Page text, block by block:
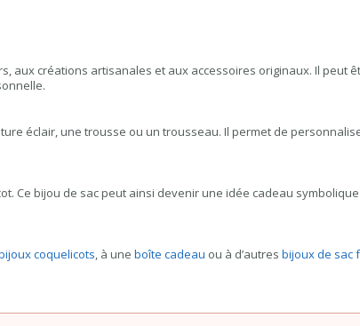
aux créations artisanales et aux accessoires originaux. Il peut
éclair, une trousse ou un trousseau. Il permet de
Ce bijou de sac peut ainsi devenir une idée cadeau
coquelicots, à une boîte cadeau ou à d’autres bijoux de sac